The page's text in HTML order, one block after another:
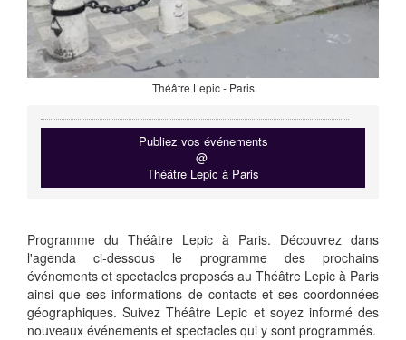
Théâtre Lepic - Paris
Publiez vos événements
@
Théâtre Lepic à Paris
Programme du Théâtre Lepic à Paris. Découvrez dans
l'agenda ci-dessous le programme des prochains
événements et spectacles proposés au Théâtre Lepic à Paris
ainsi que ses informations de contacts et ses coordonnées
géographiques. Suivez Théâtre Lepic et soyez informé des
nouveaux événements et spectacles qui y sont programmés.